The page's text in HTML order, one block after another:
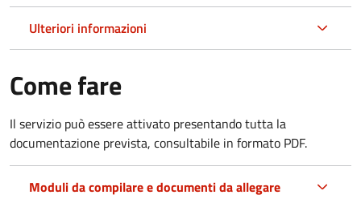
Ulteriori informazioni
Come fare
Il servizio può essere attivato presentando tutta la
documentazione prevista, consultabile in formato PDF.
Moduli da compilare e documenti da allegare